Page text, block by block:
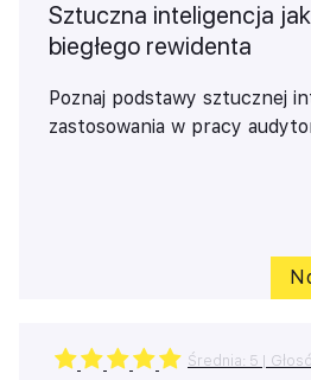
Sztuczna inteligencja
biegłego rewidenta
Poznaj podstawy sztucznej
zastosowania w pracy
Średnia: 5 |